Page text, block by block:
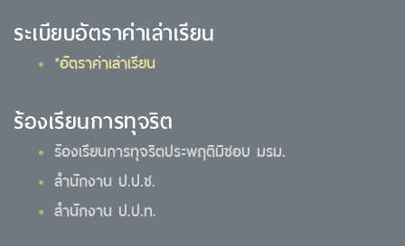
ระเบียบอัตราค่าเล่าเรียน
*อัตราค่าเล่าเรียน
ร้องเรียนการทุจริต
ร้องเรียนการทุจริตประพฤติมิชอบ มรม.
สำนักงาน ป.ป.ช.
สำนักงาน ป.ป.ท.